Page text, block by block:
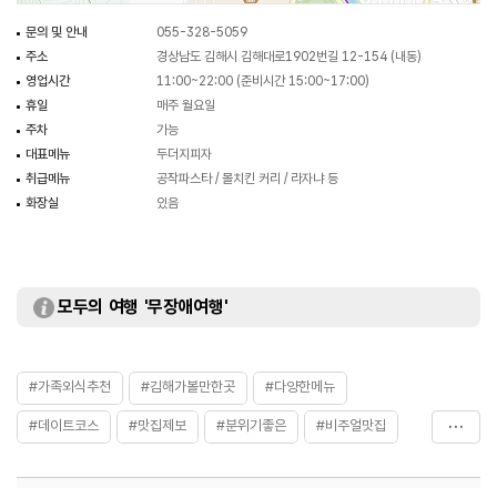
문의 및 안내
055-328-5059
주소
경상남도 김해시 김해대로1902번길 12-154 (내동)
영업시간
11:00~22:00 (준비시간 15:00~17:00)
휴일
매주 월요일
주차
가능
대표메뉴
두더지피자
취급메뉴
공작파스타 / 몰치킨 커리 / 라자냐 등
화장실
있음
모두의 여행 '무장애여행'
#가족외식추천 #김해가볼만한곳 #다양한메뉴
#데이트코스 #맛집제보 #분위기좋은 #비주얼맛집